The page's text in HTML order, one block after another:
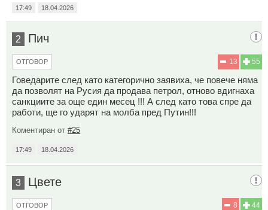
17:49 18.04.2026
2 Пич
55
13
ОТГОВОР
Говедарите след като категорично заявиха, че повече няма
да позволят на Русия да продава петрол, отново вдигнаха
санкциите за още един месец !!! А след като това спре да
работи, ще го ударят на молба пред Путин!!!
Коментиран от #25
17:49 18.04.2026
3 Цвете
44
8
ОТГОВОР